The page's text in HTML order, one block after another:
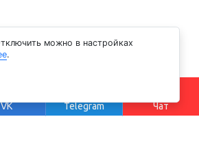
можно в настройках
.
VK Telegram Чат